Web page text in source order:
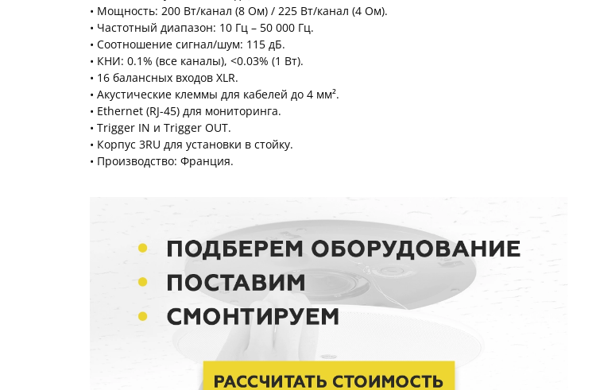
• Мощность: 200 Вт/канал (8 Ом) / 225 Вт/канал (4 Ом).
• Частотный диапазон: 10 Гц – 50 000 Гц.
• Соотношение сигнал/шум: 115 дБ.
• КНИ: 0.1% (все каналы), <0.03% (1 Вт).
• 16 балансных входов XLR.
• Акустические клеммы для кабелей до 4 мм².
• Ethernet (RJ-45) для мониторинга.
• Trigger IN и Trigger OUT.
• Корпус 3RU для установки в стойку.
• Производство: Франция.